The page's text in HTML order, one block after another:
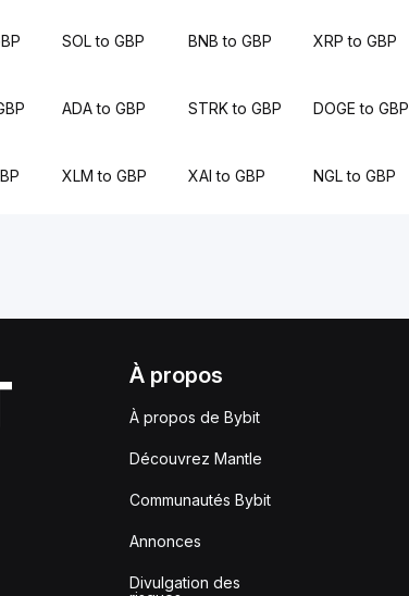
SOL to GBP BNB to GBP XRP to GBP
ADA to GBP STRK to GBP DOGE to GBP
XLM to GBP XAI to GBP NGL to GBP
À propos
À propos de Bybit
Découvrez Mantle
Communautés Bybit
Annonces
Divulgation des